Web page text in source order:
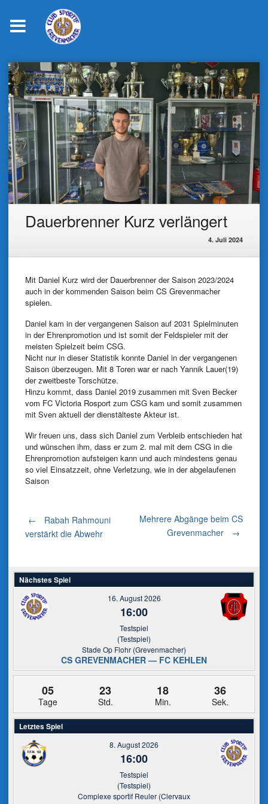
Skip
to
content
Dauerbrenner Kurz verlängert
4. Juli 2024
Mit Daniel Kurz wird der Dauerbrenner der Saison 2023/2024
auch in der kommenden Saison beim CS Grevenmacher
spielen.
Daniel kam in der vergangenen Saison auf 2031 Spielminuten
in der Ehrenpromotion und ist somit der Feldspieler mit der
meisten Spielzeit beim CSG.
Nicht nur in dieser Statistik konnte Daniel in der vergangenen
Saison überzeugen. Mit 8 Toren war er nach Yannik Lauer(19)
der zweitbeste Torschütze.
Hinzu kommt, dass Daniel 2019 zusammen mit Sven Becker
vom FC Victoria Rosport zum CSG kam und somit zusammen
mit Sven aktuell der dienstälteste Akteur ist.
Wir freuen uns, dass sich Daniel zum Verbleib entschieden hat
und wünschen ihm, dass er zum 2. mal mit dem CSG in die
Ehrenpromotion aufsteigen kann und auch mindestens genau
so viel Einsatzzeit, ohne Verletzung, wie in der abgelaufenen
Saison
Post
←
Rabah Rahmouni
verstärkt die Abwehr
Mehrere Abgänge beim CS
Grevenmacher
→
Nächstes Spiel
16. August 2026
16:00
Testspiel
(Testspiel)
Stade Op Flohr (Grevenmacher)
CS GREVENMACHER — FC KEHLEN
05
Tage
23
Std.
18
Min.
35
Sek.
Letztes Spiel
8. August 2026
16:00
Testspiel
(Testspiel)
Complexe sportif Reuler (Clervaux